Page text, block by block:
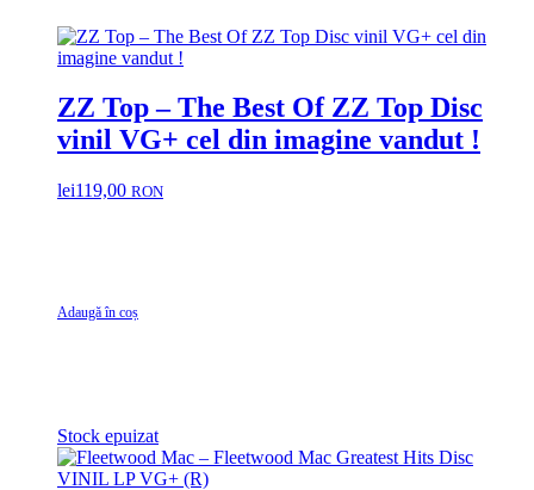
ZZ Top – The Best Of ZZ Top Disc
vinil VG+ cel din imagine vandut !
lei119,00 RON
Adaugă în coș
Stock epuizat